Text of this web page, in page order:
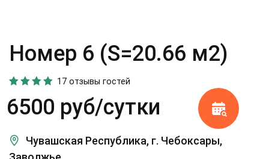
Номер 6 (S=20.66 м2)
17 отзывы гостей
6500 руб/сутки
Чувашская Республика, г. Чебоксары,